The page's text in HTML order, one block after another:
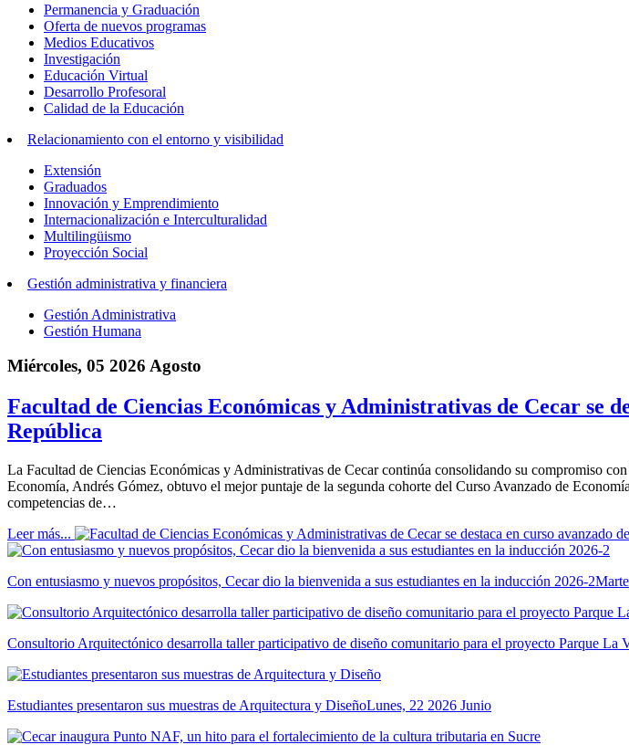
Permanencia y Graduación
Oferta de nuevos programas
Medios Educativos
Investigación
Educación Virtual
Desarrollo Profesoral
Calidad de la Educación
Relacionamiento con el entorno y visibilidad
Extensión
Graduados
Innovación y Emprendimiento
Internacionalización e Interculturalidad
Multilingüismo
Proyección Social
Gestión administrativa y financiera
Gestión Administrativa
Gestión Humana
Miércoles, 05 2026 Agosto
Facultad de Ciencias Económicas y Administrativas de Cecar se
República
La Facultad de Ciencias Económicas y Administrativas de Cecar continúa consolidando su compromiso
Economía, Andrés Gómez, obtuvo el mejor puntaje de la segunda cohorte del Curso Avanzado de
competencias de…
Leer más...
Con entusiasmo y nuevos propósitos, Cecar dio la bienvenida a sus estudiantes en la inducción 2026-2
Consultorio Arquitectónico desarrolla taller participativo de diseño comunitario para el proyecto Parque La
Estudiantes presentaron sus muestras de Arquitectura y DiseñoLunes, 22 2026 Junio